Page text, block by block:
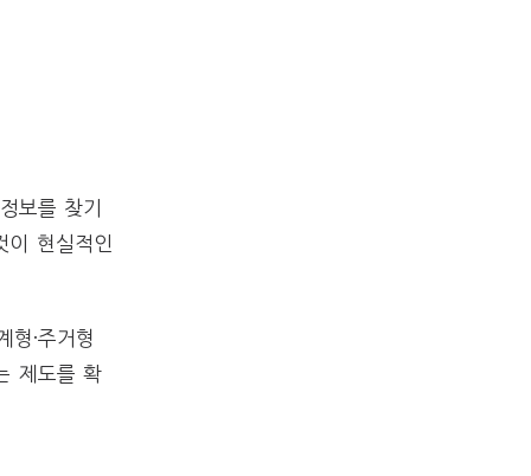
보를 찾기
이 현실적인
·주거형
제도를 확